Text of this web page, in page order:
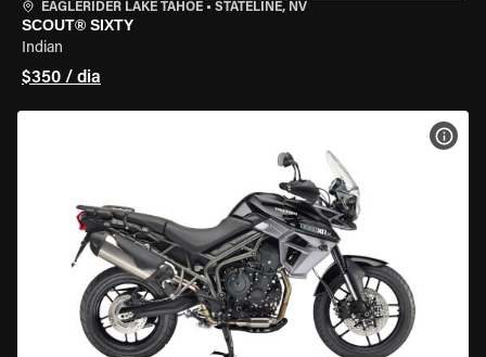
EAGLERIDER LAKE TAHOE • STATELINE, NV
SCOUT® SIXTY
Indian
$350 / dia
VER